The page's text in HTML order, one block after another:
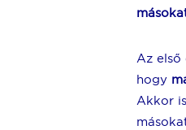
Az első
hogy
Akkor